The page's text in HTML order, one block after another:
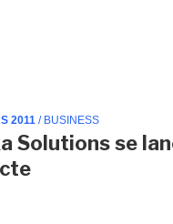
2011 / BUSINESS
Solutions se